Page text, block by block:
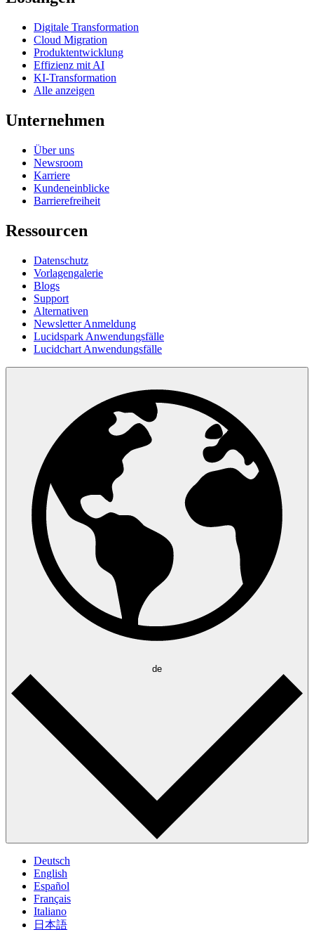
Digitale Transformation
Cloud Migration
Produktentwicklung
Effizienz mit AI
KI-Transformation
Alle anzeigen
Unternehmen
Über uns
Newsroom
Karriere
Kundeneinblicke
Barrierefreiheit
Ressourcen
Datenschutz
Vorlagengalerie
Blogs
Support
Alternativen
Newsletter Anmeldung
Lucidspark Anwendungsfälle
Lucidchart Anwendungsfälle
de
Deutsch
English
Español
Français
Italiano
日本語